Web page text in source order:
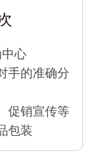
心
手的准确分
促销宣传等
包装